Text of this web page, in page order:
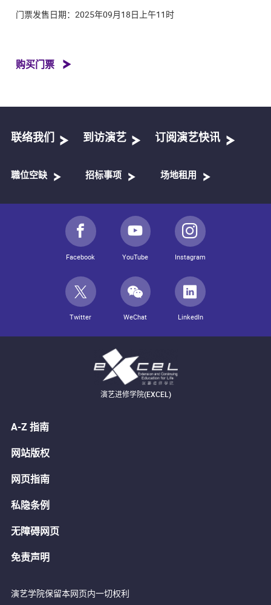
门票发售日期：2025年09月18日上午11时
购买门票
联络我们 到访演艺 订阅演艺快讯
職位空缺 招标事项 场地租用
Facebook YouTube Instagram
Twitter WeChat LinkedIn
演艺进修学院(EXCEL)
A-Z 指南
网站版权
网页指南
私隐条例
无障碍网页
免责声明
演艺学院保留本网页内一切权利